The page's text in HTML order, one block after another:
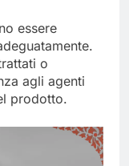
essere
o
agli agenti
prodotto.